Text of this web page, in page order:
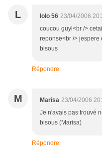
L lolo 56 23/04/2006
coucou guyl<br />
reponse<br /> jespere
bisous
Répondre
M Marisa 23/04/2006
Je n'avais pas trouvé
bisous (Marisa)
Répondre